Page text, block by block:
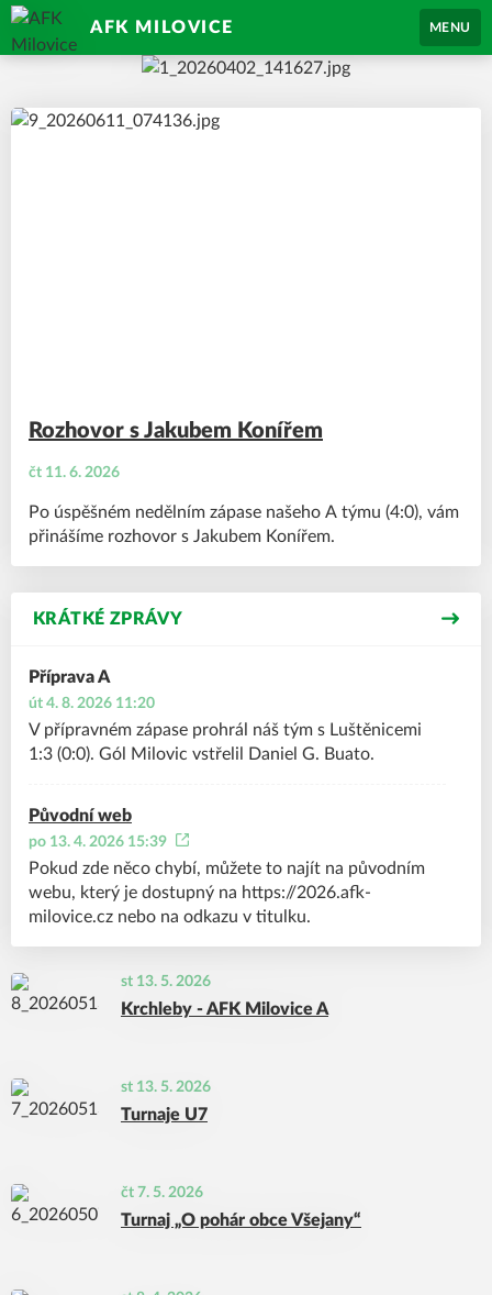
AFK MILOVICE MENU
čt 11. 6. 2026
Rozhovor s Jakubem Konířem
Po úspěšném nedělním zápase našeho A týmu (4:0), vám
přinášíme rozhovor s Jakubem Konířem.
KRÁTKÉ ZPRÁVY
út 4. 8. 2026 11:20
Příprava A
V přípravném zápase prohrál náš tým s Luštěnicemi
1:3 (0:0). Gól Milovic vstřelil Daniel G. Buato.
po 13. 4. 2026 15:39
Původní web
Pokud zde něco chybí, můžete to najít na původním
webu, který je dostupný na https://2026.afk-
milovice.cz nebo na odkazu v titulku.
st 13. 5. 2026
Krchleby - AFK Milovice A
st 13. 5. 2026
Turnaje U7
čt 7. 5. 2026
Turnaj „O pohár obce Všejany“